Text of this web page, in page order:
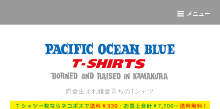
メニュー
鎌倉生まれ鎌倉育ちのTシャツ